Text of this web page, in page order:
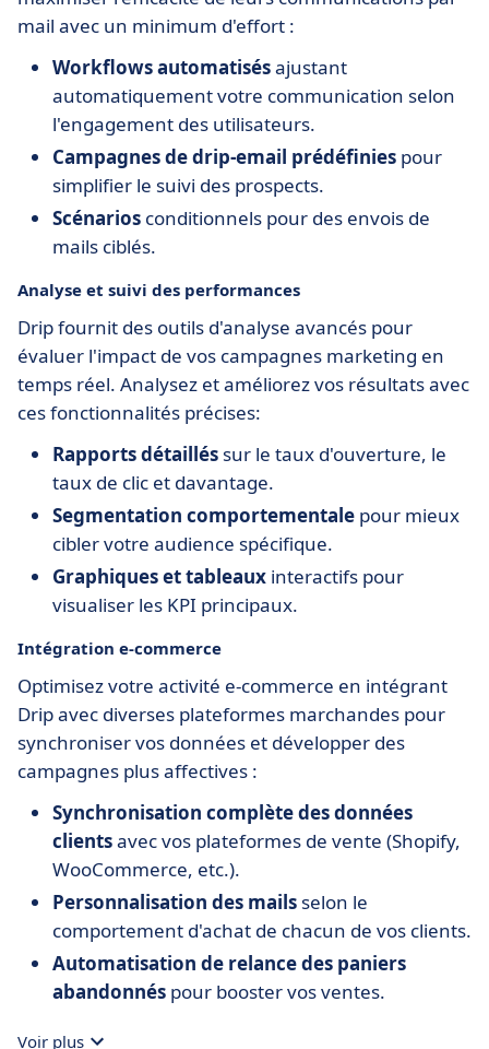
mail avec un minimum d'effort :
Workflows automatisésajustant
automatiquement votre communication selon
l'engagement des utilisateurs.
Campagnes de drip-email prédéfinies pour
simplifier le suivi des prospects.
Scénarios conditionnels pour des envois de
mails ciblés.
Analyse et suivi des performances
Drip fournit des outils d'analyse avancés pour
évaluer l'impact de vos campagnes marketing en
temps réel. Analysez et améliorez vos résultats avec
ces fonctionnalités précises:
Rapports détaillés sur le taux d'ouverture, le
taux de clic et davantage.
Segmentation comportementale pour mieux
cibler votre audience spécifique.
Graphiques et tableaux interactifs pour
visualiser les KPI principaux.
Intégration e-commerce
Optimisez votre activité e-commerce en intégrant
Drip avec diverses plateformes marchandes pour
synchroniser vos données et développer des
campagnes plus affectives :
Synchronisation complète des données
clientsavec vos plateformes de vente (Shopify,
WooCommerce, etc.).
Personnalisation des mails selon le
comportement d'achat de chacun de vos clients.
Automatisation de relance des paniers
abandonnés pour booster vos ventes.
Voir plus